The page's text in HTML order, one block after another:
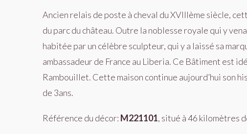
Ancien relais de poste à cheval du XVIIIème siècle,
du parc du château. Outre la noblesse royale qui y
habitée par un célèbre sculpteur, qui y a laissé sa
ambassadeur de France au Liberia. Ce Bâtiment est
Rambouillet. Cette maison continue aujourd’hui son
de 3ans.
Référence du décor: M221101, situé à 46 kilomètres